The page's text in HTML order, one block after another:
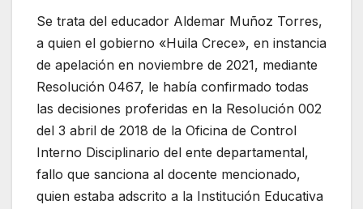
Se trata del educador Aldemar Muñoz Torres,
a quien el gobierno «Huila Crece», en instancia
de apelación en noviembre de 2021, mediante
Resolución 0467, le había confirmado todas
las decisiones proferidas en la Resolución 002
del 3 abril de 2018 de la Oficina de Control
Interno Disciplinario del ente departamental,
fallo que sanciona al docente mencionado,
quien estaba adscrito a la Institución Educativa